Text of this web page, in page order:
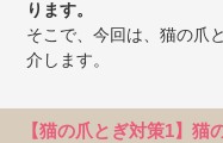
ります。
そこで、今回は、猫の爪
介します。
【猫の爪とぎ対策1】猫